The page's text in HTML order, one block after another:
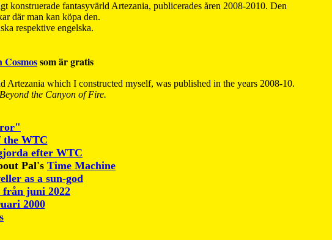
konstruerade fantasyvärld Artezania, publicerades åren 2008-2010. Den
där man kan köpa den.
respektive engelska.
som är gratis
which I constructed myself, was published in the years 2008-10.
Beyond the Canyon of Fire.
the WTC
efter WTC
Pal's Time Machine
as a sun-god
från juni 2022
2000